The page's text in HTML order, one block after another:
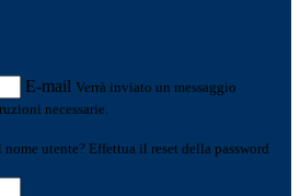
E-mail Verrà inviato un messaggio
necessarie.
utente? Effettua il reset della password